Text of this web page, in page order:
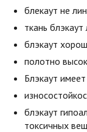
блекаут не
ткань блэкаут
блэкаут
полотно
Блэкаут
блэкаут
токсичных